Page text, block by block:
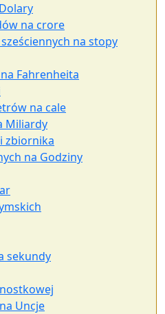
na crore
na stopy
Fahrenheita
na cale
Miliardy
zbiornika
na Godziny
sekundy
Uncje